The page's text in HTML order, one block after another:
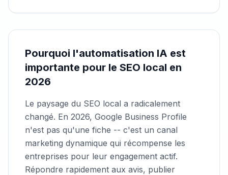
Pourquoi l'automatisation IA est
importante pour le SEO local en
2026
Le paysage du SEO local a radicalement
changé. En 2026, Google Business Profile
n'est pas qu'une fiche -- c'est un canal
marketing dynamique qui récompense les
entreprises pour leur engagement actif.
Répondre rapidement aux avis, publier